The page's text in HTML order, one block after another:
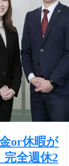
or休暇が
全週休2